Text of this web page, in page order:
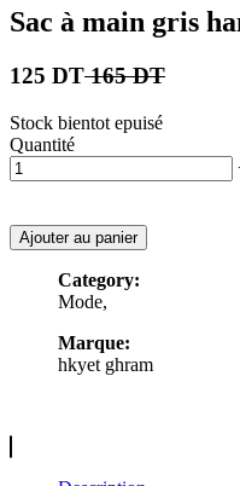
Sac à main gris
125 DT165 DT
Stock bientot epuisé
Quantité
Ajouter au panier
Category:
Mode,
Marque:
hkyet ghram